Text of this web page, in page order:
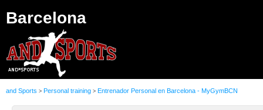
Barcelona
and Sports > Personal training > Entrenador Personal en Barcelona - MyGymBCN